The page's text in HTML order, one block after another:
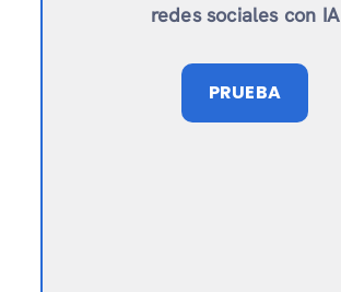
redes sociales con IA
PRUEBA